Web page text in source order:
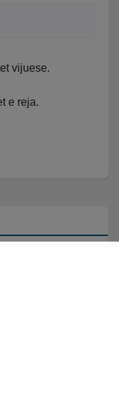
vijuese.
e reja.